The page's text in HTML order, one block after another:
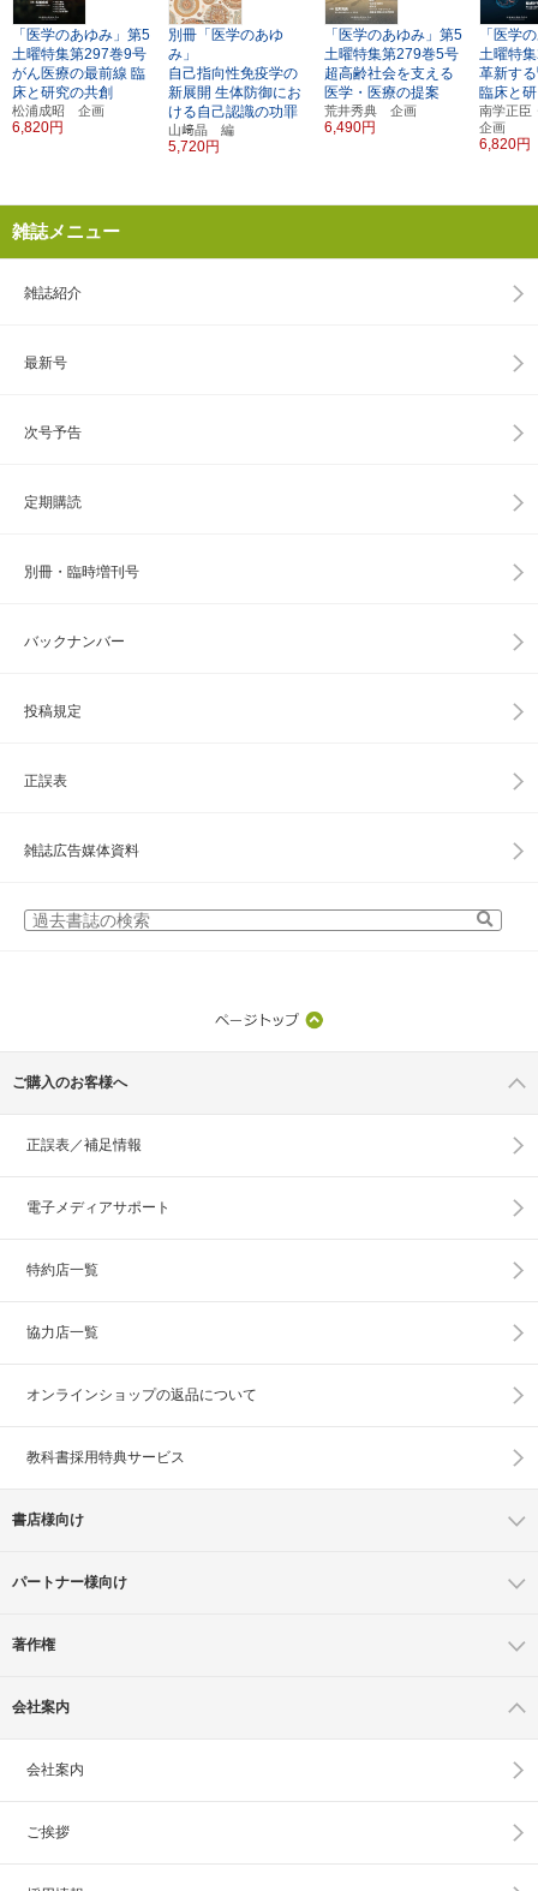
「医学のあゆみ」第5
土曜特集第297巻9号
がん医療の最前線 臨
床と研究の共創
松浦成昭 企画
6,820円
別冊「医学のあゆ
み」
自己指向性免疫学の
新展開 生体防御にお
ける自己認識の功罪
山﨑晶 編
5,720円
「医学のあゆみ」第5
土曜特集第279巻5号
超高齢社会を支える
医学・医療の提案
荒井秀典 企画
6,490円
「医学
土曜特
革新す
臨床と
南学正
企画
6,820円
雑誌メニュー
雑誌紹介
最新号
次号予告
定期購読
別冊・臨時増刊号
バックナンバー
投稿規定
正誤表
雑誌広告媒体資料
ご購入のお客様へ
正誤表／補足情報
電子メディアサポート
特約店一覧
協力店一覧
オンラインショップの返品について
教科書採用特典サービス
書店様向け
パートナー様向け
著作権
会社案内
会社案内
ご挨拶